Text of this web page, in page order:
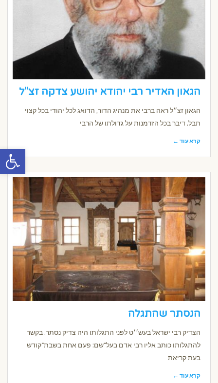
פתח
הגאון האדיר רבי יהודא יהושע צדקה זצ"ל
הגאון זצ״ל ראה ברבי את מנהיג הדור, הדואג לכל יהודי בכל קצוי
תבל. דיבר בכל הזדמנות על גדולתו של הרבי
קרא עוד ←
הנסתר שהתגלה
הצדיק רבי ישראל בעש׳׳ט לפני התגלותו היה צדיק נסתר. בקשר
להתגלותו כותב אליו רבי אדם בעל־שם: פעם אחת בשבת־קודש
בעת קריאת
קרא עוד ←